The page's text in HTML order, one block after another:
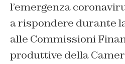
l’emergenza
a rispondere durante
alle Commissioni
produttive della